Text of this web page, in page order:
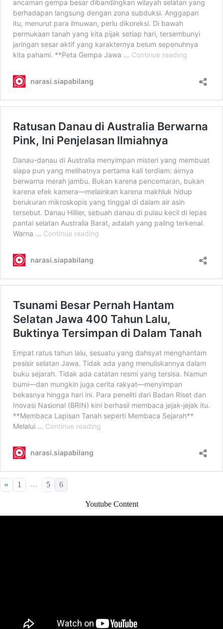
« 1 … 5 6
Youtube Content